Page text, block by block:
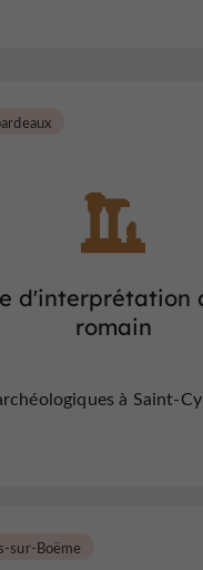
d'interprétation
romain
à Saint-
sur-Boëme